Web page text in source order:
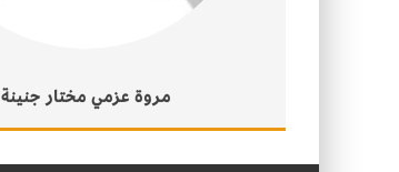
مروة عزمي مختار جنينة